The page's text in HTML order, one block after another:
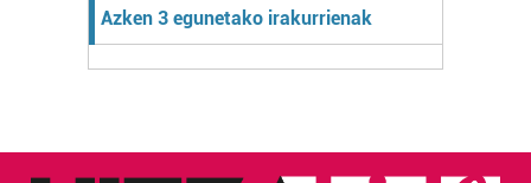
Azken 3 egunetako irakurrienak